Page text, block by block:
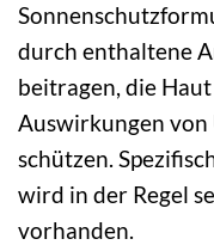
durch enthaltene
beitragen, die
Auswirkungen
schützen.
wird in der Regel
vorhanden.